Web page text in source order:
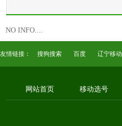
NO INFO....
友情链接： 搜狗搜索 百度 辽宁移动
网站首页 移动选号